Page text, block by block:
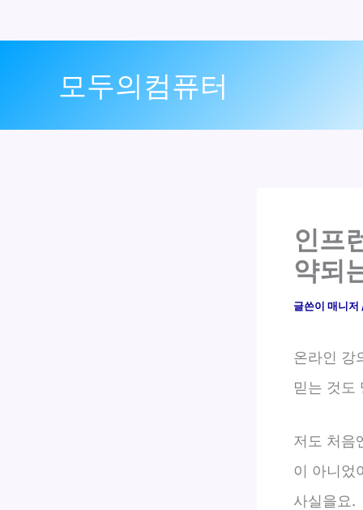
모두의컴퓨터
인프
약되
글쓴이 매니저
온라인 강
믿는 것도
저도 처음
이 아니었
사실을요.